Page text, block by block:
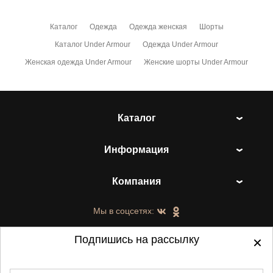
Каталог Одежда Одежда женская Шорты
Каталог Under Armour Одежда Under Armour
Женская одежда Under Armour Женские шорты Under Armour
Каталог
Информация
Компания
Мы в соцсетях:
Подпишись на рассылку